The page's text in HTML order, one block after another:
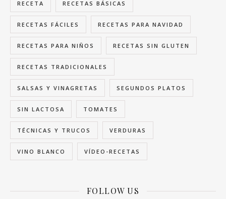
RECETA RECETAS BÁSICAS
RECETAS FÁCILES RECETAS PARA NAVIDAD
RECETAS PARA NIÑOS RECETAS SIN GLUTEN
RECETAS TRADICIONALES
SALSAS Y VINAGRETAS SEGUNDOS PLATOS
SIN LACTOSA TOMATES
TÉCNICAS Y TRUCOS VERDURAS
VINO BLANCO VÍDEO-RECETAS
FOLLOW US